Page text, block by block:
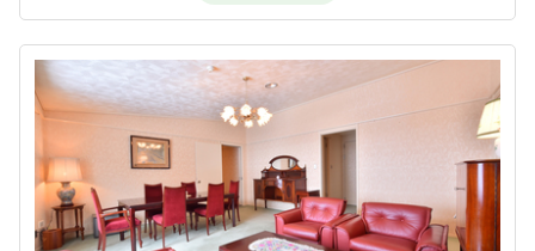
詳細
1泊2食付き
詳細
【早割60】60日前の予約で、通常
価格より1,000円OFF♪＜お日にち
hekiraku～／
1泊2食付き
20,100円/人/泊 ～
詳細
ひすい色の温泉の熊の湯＼1泊2食